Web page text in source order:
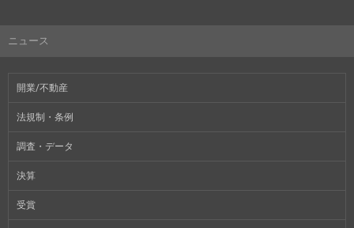
ニュース
開業/不動産
法規制・条例
調査・データ
決算
受賞